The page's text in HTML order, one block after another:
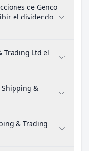
de Genco
el dividendo
Trading Ltd el
Shipping &
& Trading